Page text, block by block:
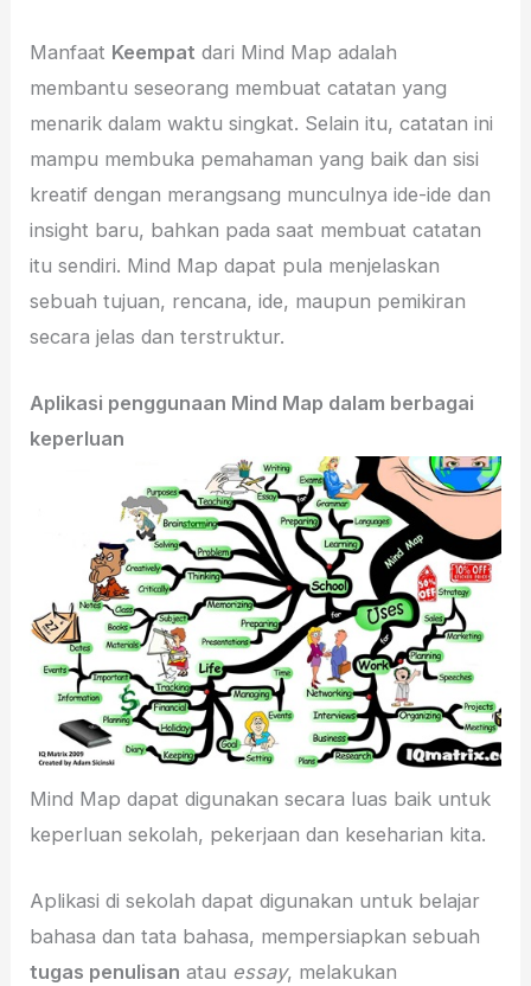
Manfaat Keempat dari Mind Map adalah
membantu seseorang membuat catatan yang
menarik dalam waktu singkat. Selain itu, catatan ini
mampu membuka pemahaman yang baik dan sisi
kreatif dengan merangsang munculnya ide-ide dan
insight baru, bahkan pada saat membuat catatan
itu sendiri. Mind Map dapat pula menjelaskan
sebuah tujuan, rencana, ide, maupun pemikiran
secara jelas dan terstruktur.
Aplikasi penggunaan Mind Map dalam berbagai
keperluan
Mind Map dapat digunakan secara luas baik untuk
keperluan sekolah, pekerjaan dan keseharian kita.
Aplikasi di sekolah dapat digunakan untuk belajar
bahasa dan tata bahasa, mempersiapkan sebuah
tugas penulisan atau essay, melakukan